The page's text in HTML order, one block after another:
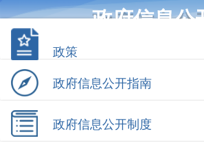
政府信息公
政策
政府信息公开指南
政府信息公开制度